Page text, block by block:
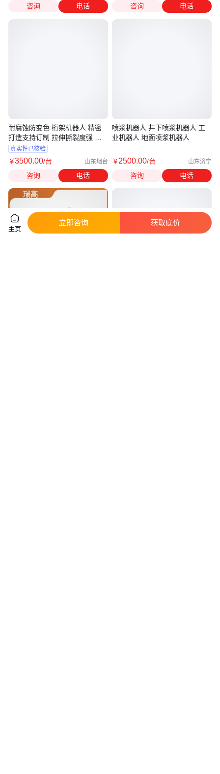
咨询 电话
耐腐蚀防变色 桁架机器人 精密
打造支持订制 拉伸撕裂度强 瑞
高
真实性已核验
￥3500.00/台 山东烟台
咨询 电话
咨询 电话
喷浆机器人 井下喷浆机器人 工
业机器人 地面喷浆机器人
￥2500.00/台 山东济宁
咨询 电话
主页
立即咨询 获取底价